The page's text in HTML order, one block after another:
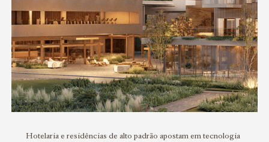
Hotelaria e residências de alto padrão apostam em tecnologia